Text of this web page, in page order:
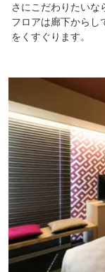
さにこだわりたい
フロアは廊下からし
をくすぐります。